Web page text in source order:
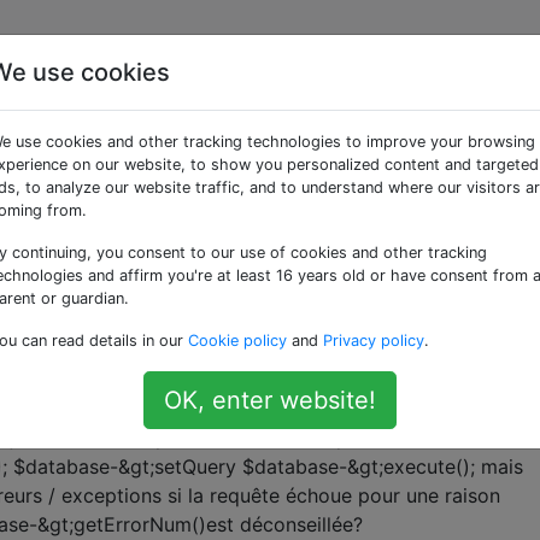
«error-handling»
gérer les exceptions?
de nombreux appels comme celui-ci: // Check for
{ JError::raiseError(500, implode("\n", $errors));
la version 12.1 de la plateforme. Alors, comment
erreur dans une transaction de base de
joomla 2.5 et 3 pour exécuter la requête de base de
$database-&gt;setQuery $database-&gt;execute(); mais
/ exceptions si la requête échoue pour une raison
&gt;getErrorNum()est déconseillée?
use cookies
use cookies and other tracking technologies to improve your browsing
on our website, to show you personalized content and targeted
to analyze our website traffic, and to understand where our visitors
from.
continuing, you consent to our use of cookies and other tracking
and affirm you're at least 16 years old or have consent from a
or guardian.
can read details in our Cookie policy and Privacy policy.
OK, enter website!